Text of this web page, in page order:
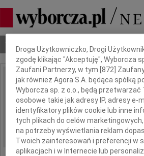
Nekrologi Odeszli Poradnik
IMIĘ I NAZWISKO: Teresa
REGION: Warszawa, cała Polska
DATA EMISJI: 06.05.2022
Dbamy o Twoją prywatność
Droga Użytkowniczko, Drogi
zgodę klikając "Akceptuję", Wyborcza
Zaufani Partnerzy, w tym [872 ]
jak również Agora S.A. będąca spółką
Wyborcza sp. z o.o., będą przetwarzać
osobowe takie jak adresy IP, adresy e-
identyfikatory plików cookie lub inne
tych plikach do celów
na potrzeby wyświetlania reklam
Twoich zainteresowań i preferencji w
aplikacjach i w Internecie lub